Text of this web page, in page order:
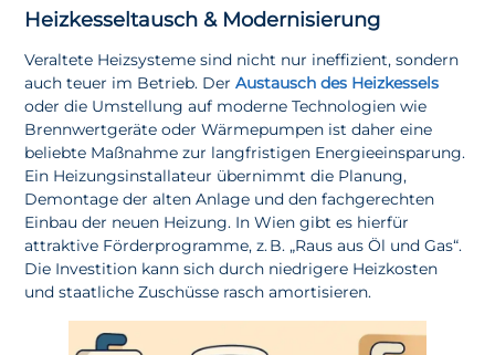
Heizkesseltausch & Modernisierung
Veraltete Heizsysteme sind nicht nur ineffizient, sondern
auch teuer im Betrieb. DerAustausch des Heizkessels
oder die Umstellung auf moderne Technologien wie
Brennwertgeräte oder Wärmepumpen ist daher eine
beliebte Maßnahme zur langfristigen Energieeinsparung.
Ein Heizungsinstallateur übernimmt die Planung,
Demontage der alten Anlage und den fachgerechten
Einbau der neuen Heizung. In Wien gibt es hierfür
attraktive Förderprogramme, z. B. „Raus aus Öl und Gas“.
Die Investition kann sich durch niedrigere Heizkosten
und staatliche Zuschüsse rasch amortisieren.